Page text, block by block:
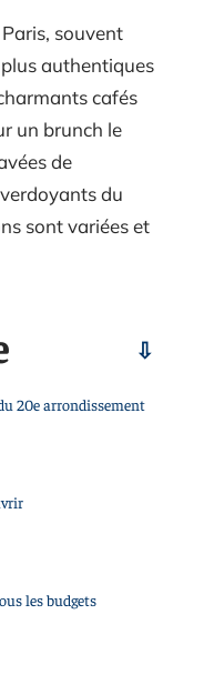
souvent
authentiques
cafés
un brunch le
de
du
sont variées et
20e arrondissement
les budgets